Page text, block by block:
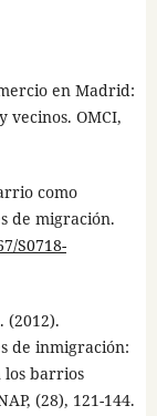
en Madrid:
vecinos. OMCI,
como
de migración.
S0718-
(2012).
de inmigración:
los barrios
(28), 121-144.